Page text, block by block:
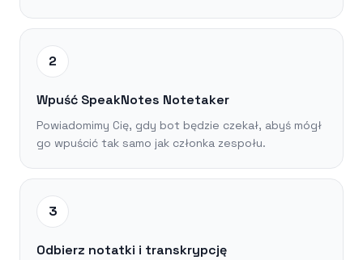
2
Wpuść SpeakNotes Notetaker
Powiadomimy Cię, gdy bot będzie czekał, abyś mógł
go wpuścić tak samo jak członka zespołu.
3
Odbierz notatki i transkrypcję